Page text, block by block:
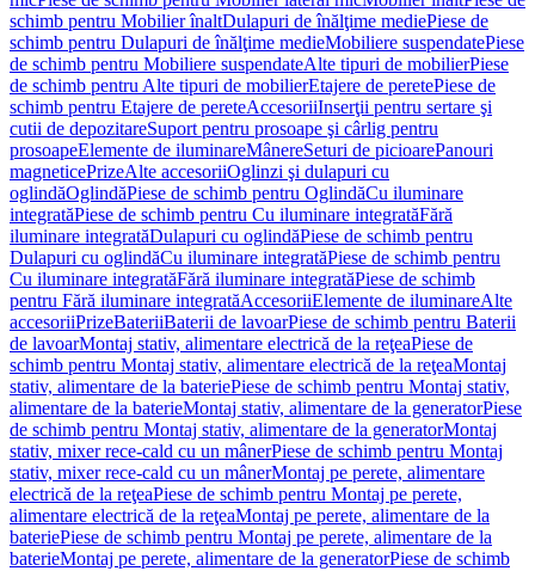
schimb pentru Mobilier înaltDulapuri de înălţime mediePiese de
schimb pentru Dulapuri de înălţime medieMobiliere suspendatePiese
de schimb pentru Mobiliere suspendateAlte tipuri de mobilierPiese
de schimb pentru Alte tipuri de mobilierEtajere de peretePiese de
schimb pentru Etajere de pereteAccesoriiInserţii pentru sertare şi
cutii de depozitareSuport pentru prosoape şi cârlig pentru
prosoapeElemente de iluminareMânereSeturi de picioarePanouri
magneticePrizeAlte accesoriiOglinzi şi dulapuri cu
oglindăOglindăPiese de schimb pentru OglindăCu iluminare
integratăPiese de schimb pentru Cu iluminare integratăFără
iluminare integratăDulapuri cu oglindăPiese de schimb pentru
Dulapuri cu oglindăCu iluminare integratăPiese de schimb pentru
Cu iluminare integratăFără iluminare integratăPiese de schimb
pentru Fără iluminare integratăAccesoriiElemente de iluminareAlte
accesoriiPrizeBateriiBaterii de lavoarPiese de schimb pentru Baterii
de lavoarMontaj stativ, alimentare electrică de la reţeaPiese de
schimb pentru Montaj stativ, alimentare electrică de la reţeaMontaj
stativ, alimentare de la bateriePiese de schimb pentru Montaj stativ,
alimentare de la baterieMontaj stativ, alimentare de la generatorPiese
de schimb pentru Montaj stativ, alimentare de la generatorMontaj
stativ, mixer rece-cald cu un mânerPiese de schimb pentru Montaj
stativ, mixer rece-cald cu un mânerMontaj pe perete, alimentare
electrică de la reţeaPiese de schimb pentru Montaj pe perete,
alimentare electrică de la reţeaMontaj pe perete, alimentare de la
bateriePiese de schimb pentru Montaj pe perete, alimentare de la
baterieMontaj pe perete, alimentare de la generatorPiese de schimb